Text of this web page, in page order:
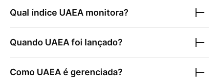
Qual índice UAEA monitora?
Quando UAEA foi lançado?
Como UAEA é gerenciada?